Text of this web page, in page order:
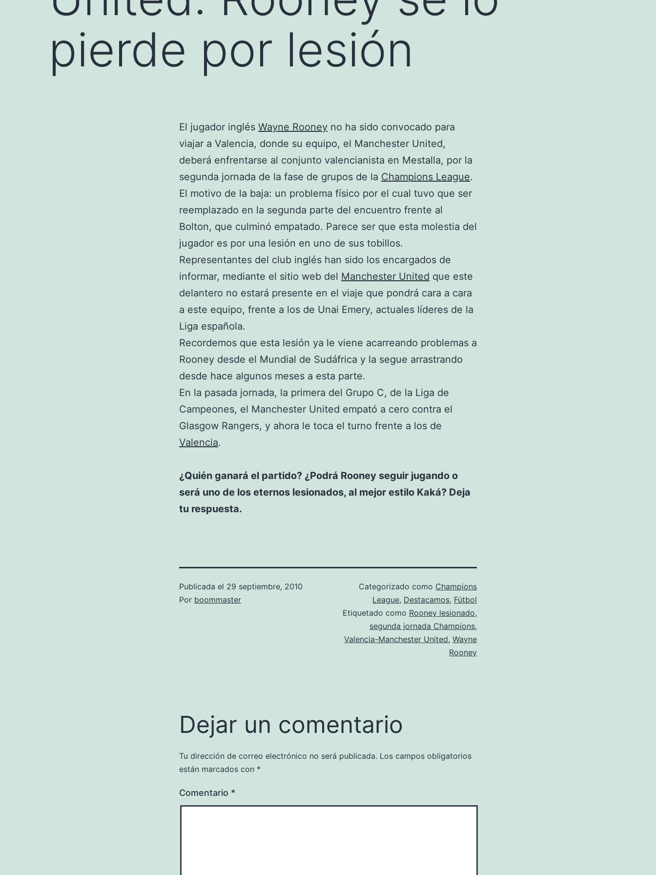
pierde por lesión
El jugador inglés Wayne Rooney no ha sido convocado para
viajar a Valencia, donde su equipo, el Manchester United,
deberá enfrentarse al conjunto valencianista en Mestalla, por la
segunda jornada de la fase de grupos de la Champions League.
El motivo de la baja: un problema físico por el cual tuvo que ser
reemplazado en la segunda parte del encuentro frente al
Bolton, que culminó empatado. Parece ser que esta molestia del
jugador es por una lesión en uno de sus tobillos.
Representantes del club inglés han sido los encargados de
informar, mediante el sitio web del Manchester United que este
delantero no estará presente en el viaje que pondrá cara a cara
a este equipo, frente a los de Unai Emery, actuales líderes de la
Liga española.
Recordemos que esta lesión ya le viene acarreando problemas a
Rooney desde el Mundial de Sudáfrica y la segue arrastrando
desde hace algunos meses a esta parte.
En la pasada jornada, la primera del Grupo C, de la Liga de
Campeones, el Manchester United empató a cero contra el
Glasgow Rangers, y ahora le toca el turno frente a los de
Valencia.
¿Quién ganará el partido? ¿Podrá Rooney seguir jugando o
será uno de los eternos lesionados, al mejor estilo Kaká? Deja
tu respuesta.
Publicada el 29 septiembre, 2010
Por boommaster
Categorizado como Champions
League, Destacamos, Fútbol
Etiquetado como Rooney lesionado,
segunda jornada Champions,
Valencia-Manchester United, Wayne
Rooney
Dejar un comentario
Tu dirección de correo electrónico no será publicada. Los campos obligatorios
están marcados con *
Comentario *